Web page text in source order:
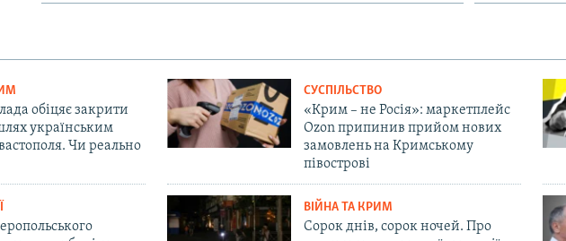
обіцяє закрити
українським
Чи реально
СУСПІЛЬСТВО
«Крим – не Росія»: маркетплейс
Ozon припинив прийом нових
замовлень на Кримському
півострові
ВІЙНА ТА КРИМ
Сорок днів, сорок ночей. Про